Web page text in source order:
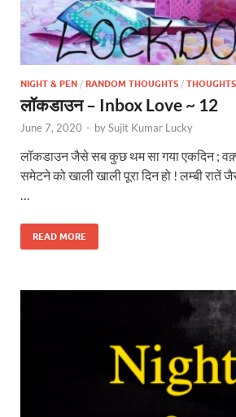
NIGHT & PEN / RANDOM THOUGHTS / THOUGHTS
लॉकडाउन – Inbox Love ~ 12
June 7, 2020 - bySujit Kumar Lucky
लॉकडाउन जैसे सब कुछ थम सा गया एकदिन ;
समेटने को खाली खाली पूरा दिन हो ! लम्बी रातें
READ MORE